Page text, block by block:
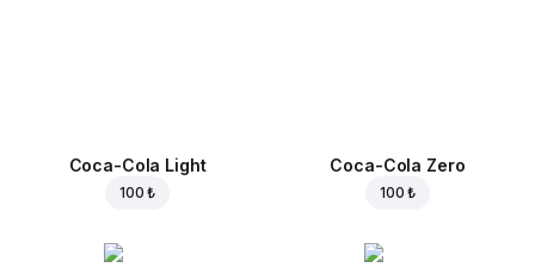
Coca-Cola Light
100 ₺
Coca-Cola Zero
100 ₺